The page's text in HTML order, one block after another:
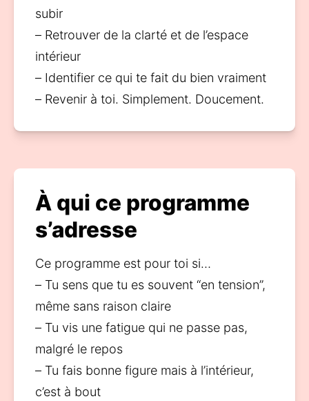
subir
– Retrouver de la clarté et de l’espace
intérieur
– Identifier ce qui te fait du bien vraiment
– Revenir à toi. Simplement. Doucement.
À qui ce programme
s’adresse
Ce programme est pour toi si…
– Tu sens que tu es souvent “en tension”,
même sans raison claire
– Tu vis une fatigue qui ne passe pas,
malgré le repos
– Tu fais bonne figure mais à l’intérieur,
c’est à bout